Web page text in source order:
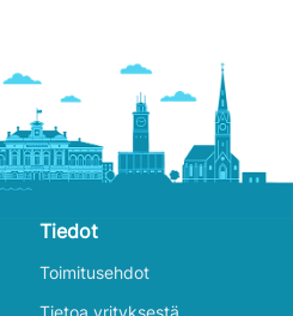
Tiedot
Toimitusehdot